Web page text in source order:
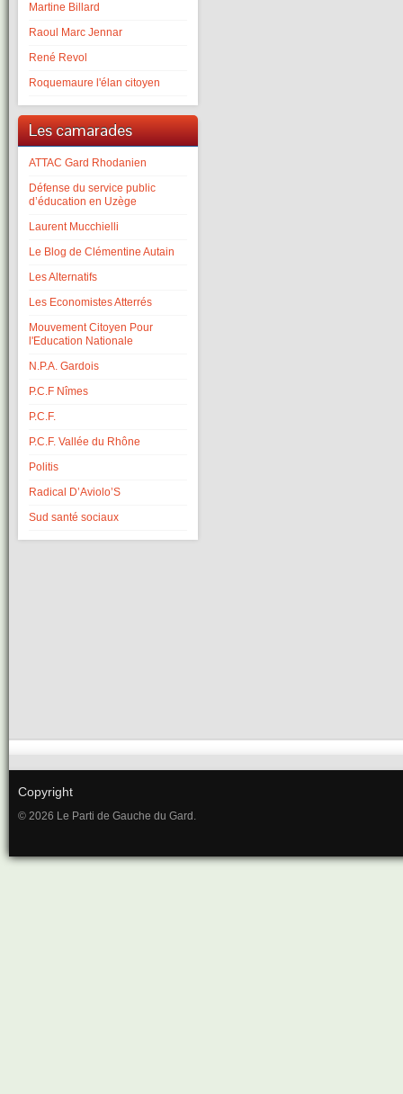
Martine Billard
Raoul Marc Jennar
René Revol
Roquemaure l'élan citoyen
Les camarades
ATTAC Gard Rhodanien
Défense du service public
d’éducation en Uzège
Laurent Mucchielli
Le Blog de Clémentine Autain
Les Alternatifs
Les Economistes Atterrés
Mouvement Citoyen Pour
l'Education Nationale
N.P.A. Gardois
P.C.F Nîmes
P.C.F.
P.C.F. Vallée du Rhône
Politis
Radical D’Aviolo’S
Sud santé sociaux
Copyright
© 2026 Le Parti de Gauche du Gard.